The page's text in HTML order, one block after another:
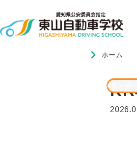
ホーム
スタンダ